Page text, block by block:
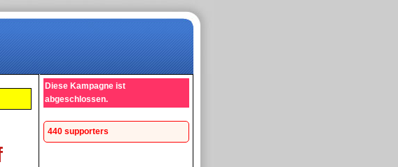
Diese Kampagne ist
abgeschlossen.
440 supporters